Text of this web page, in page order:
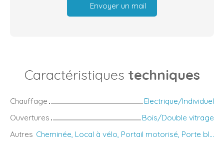
Envoyer un mail
Caractéristiques techniques
Chauffage
Electrique/Individuel
Ouvertures
Bois/Double vitrage
Autres
Cheminée, Local à vélo, Portail motorisé, Porte blindée, Système d'alarme, Volets électriques